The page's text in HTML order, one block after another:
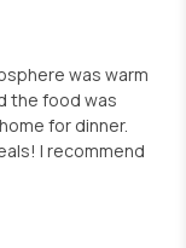
was warm
the food was
for dinner.
I recommend